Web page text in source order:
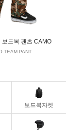
드복 팬츠 CAMO
TEAM PANT
보드복자켓